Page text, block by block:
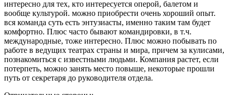
интересно для тех, кто интересуется оперой, балетом и
вообще культурой. можно приобрести очень хороший опыт.
вся команда суть есть энтузиасты, именно таким там будет
комфортно. Плюс часто бывают командировки, в т.ч.
международные, тоже интересно. Плюс можно побывать по
работе в ведущих театрах страны и мира, причем за кулисами,
познакомиться с известными людьми. Компания растет, если
потерпеть, можно занять место повыше, некоторые прошли
путь от секретаря до руководителя отдела.